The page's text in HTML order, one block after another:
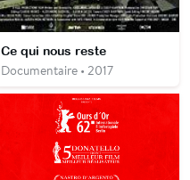
Ce qui nous reste
Documentaire • 2017